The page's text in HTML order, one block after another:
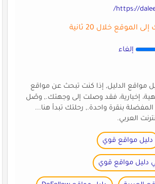
https://
خلال 20 ثانية
إلغاء
مواقع الدليل, إذا كنت تبحث عن مواقع
إخبارية، فقد وصلت إلى وجهتك., وصّل
بنقرة واحدة., رحلتك تبدأ هنا...
العربي.
دليل مواقع قوي
دليل مواقع قوي